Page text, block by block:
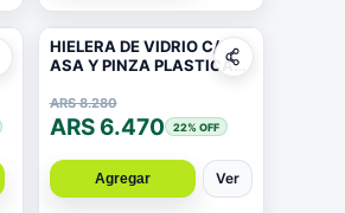
HIELERA DE VIDRIO C/
ASA Y PINZA PLASTICA
ARS 8.280
ARS 6.470 22% OFF
Agregar Ver